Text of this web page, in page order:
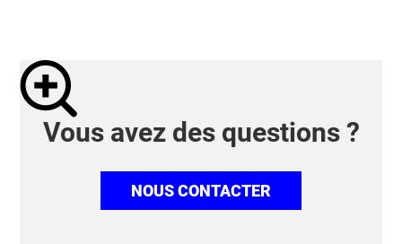
Vous avez des questions ?
NOUS CONTACTER